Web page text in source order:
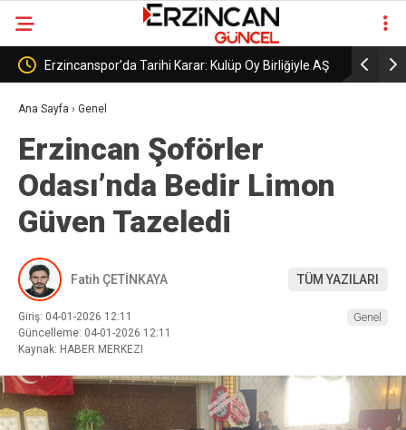
Oy Birliğiyle AŞ Erzincanspor’un Geleceği 5 Temmuz’da
Ana Sayfa › Genel
Erzincan Şoförler
Odası’nda Bedir Limon
Güven Tazeledi
Fatih ÇETİNKAYA TÜM YAZILARI
Giriş: 04-01-2026 12:11
Güncelleme: 04-01-2026 12:11
Kaynak: HABER MERKEZI
Genel